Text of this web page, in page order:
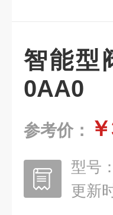
智能型
0AA0
参考价：
型号：
更新